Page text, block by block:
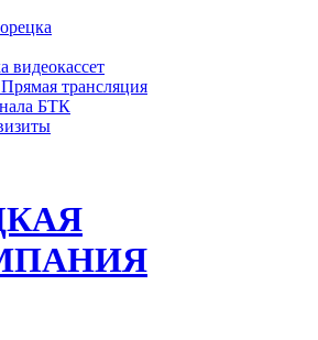
видеокассет
трансляция
БТК